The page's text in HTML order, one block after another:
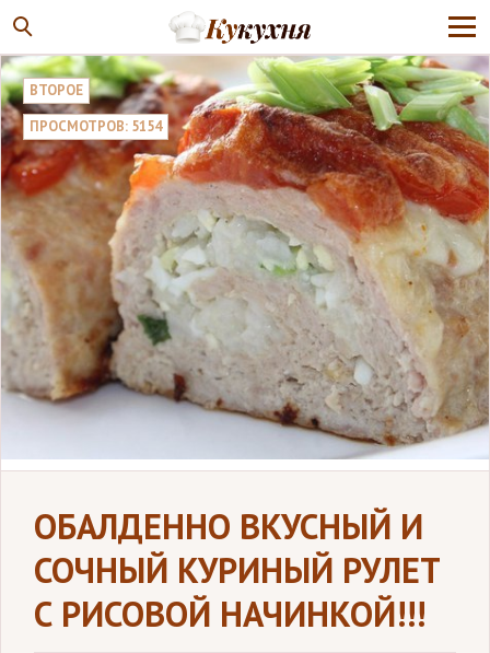
ВТОРОЕ
ПРОСМОТРОВ: 5154
ОБАЛДЕННО ВКУСНЫЙ И
СОЧНЫЙ КУРИНЫЙ РУЛЕТ
С РИСОВОЙ НАЧИНКОЙ!!!